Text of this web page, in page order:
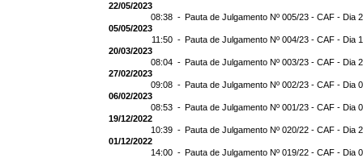
22/05/2023
08:38 - Pauta de Julgamento Nº 005/23 - CAF - Dia
05/05/2023
11:50 - Pauta de Julgamento Nº 004/23 - CAF - Dia
20/03/2023
08:04 - Pauta de Julgamento Nº 003/23 - CAF - Dia
27/02/2023
09:08 - Pauta de Julgamento Nº 002/23 - CAF - Dia
06/02/2023
08:53 - Pauta de Julgamento Nº 001/23 - CAF - Dia
19/12/2022
10:39 - Pauta de Julgamento Nº 020/22 - CAF - Dia
01/12/2022
14:00 - Pauta de Julgamento Nº 019/22 - CAF - Dia